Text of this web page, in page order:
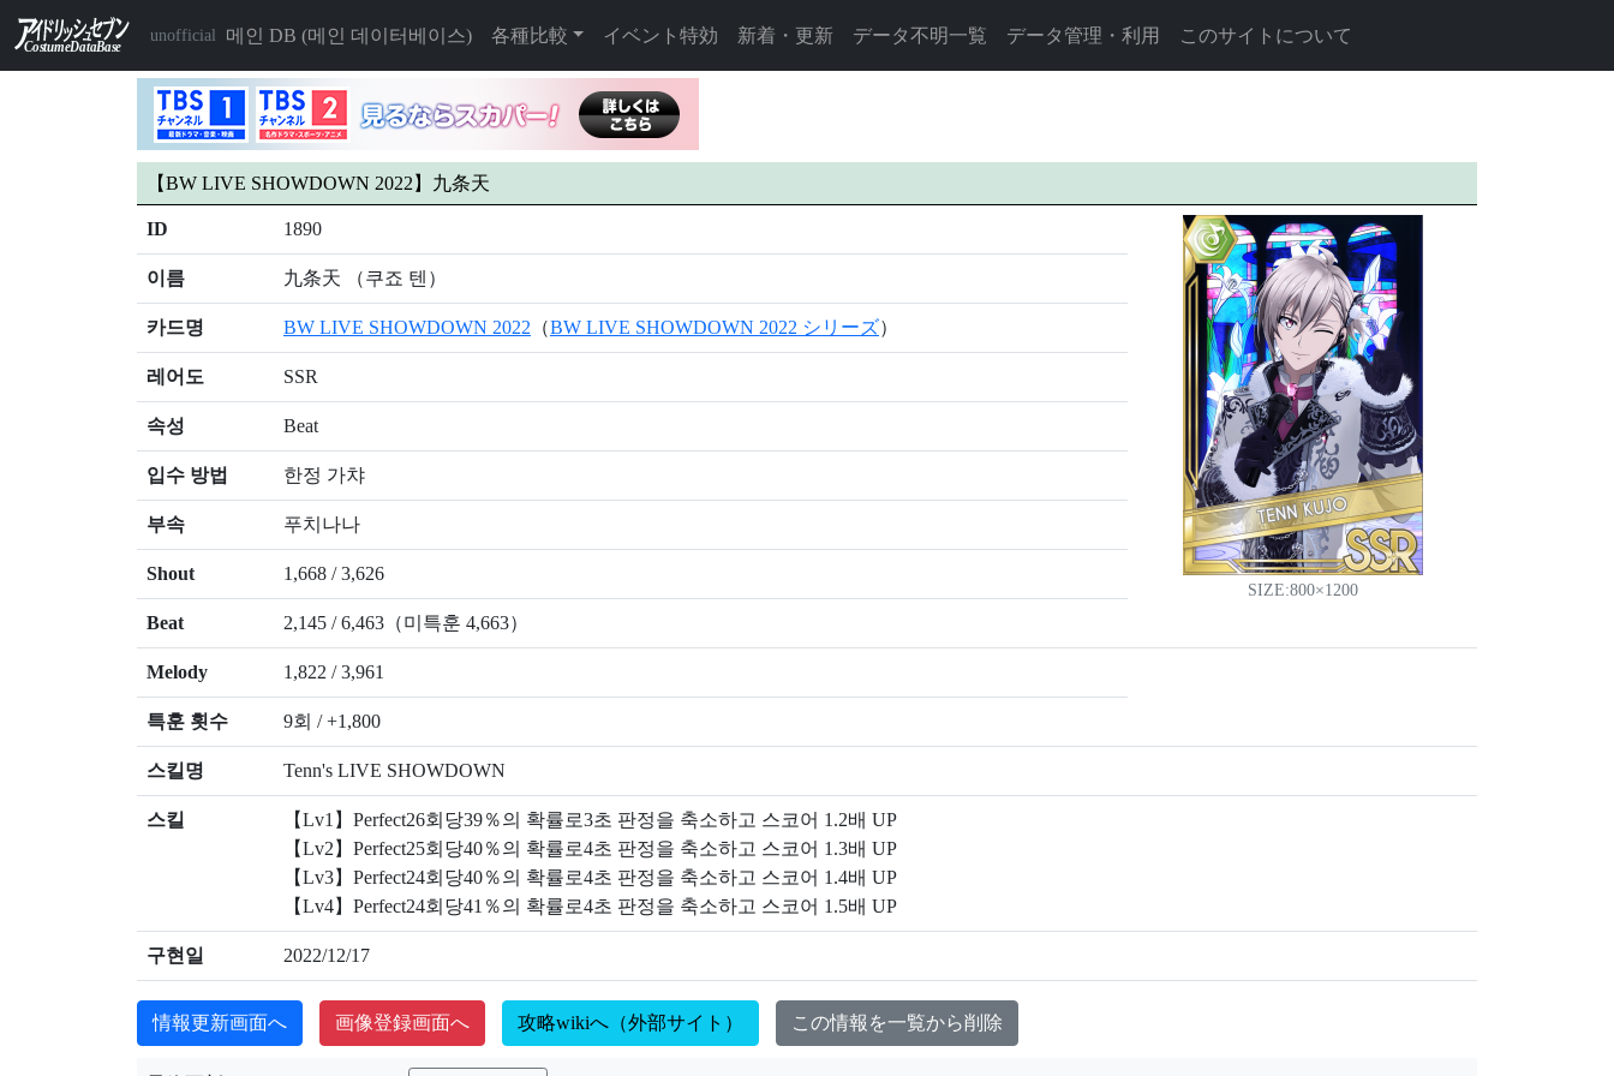
unofficial 메인 DB (메인 데이터베이스) 各種比較 イベント特効 新着・更新 データ不明一覧 データ管理・利用 このサイトについて
【BW LIVE SHOWDOWN 2022】九条天
ID 1890
SIZE:800×1200
이름 九条天 （쿠죠 텐）
카드명 BW LIVE SHOWDOWN 2022 （BW LIVE SHOWDOWN 2022 シリーズ）
레어도 SSR
속성 Beat
입수 방법 한정 가챠
부속 푸치나나
Shout 1,668 / 3,626
Beat 2,145 / 6,463（미특훈 4,663）
Melody 1,822 / 3,961
특훈 횟수 9회 / +1,800
스킬명 Tenn's LIVE SHOWDOWN
스킬
【Lv1】Perfect26회당39％의 확률로3초 판정을 축소하고 스코어 1.2배 UP
【Lv2】Perfect25회당40％의 확률로4초 판정을 축소하고 스코어 1.3배 UP
【Lv3】Perfect24회당40％의 확률로4초 판정을 축소하고 스코어 1.4배 UP
【Lv4】Perfect24회당41％의 확률로4초 판정을 축소하고 스코어 1.5배 UP
구현일 2022/12/17
情報更新画面へ 画像登録画面へ 攻略wikiへ（外部サイト） この情報を一覧から削除